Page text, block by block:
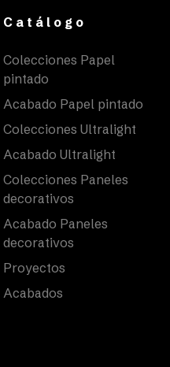
Catálogo
Colecciones Papel
pintado
Acabado Papel pintado
Colecciones Ultralight
Acabado Ultralight
Colecciones Paneles
decorativos
Acabado Paneles
decorativos
Proyectos
Acabados